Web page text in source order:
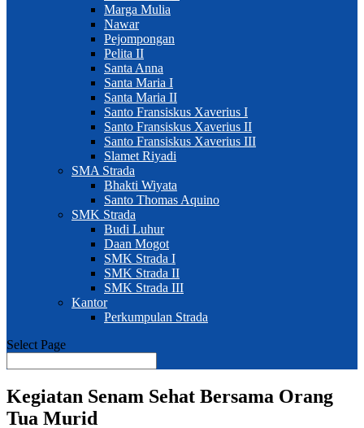
Marga Mulia
Nawar
Pejompongan
Pelita II
Santa Anna
Santa Maria I
Santa Maria II
Santo Fransiskus Xaverius I
Santo Fransiskus Xaverius II
Santo Fransiskus Xaverius III
Slamet Riyadi
SMA Strada
Bhakti Wiyata
Santo Thomas Aquino
SMK Strada
Budi Luhur
Daan Mogot
SMK Strada I
SMK Strada II
SMK Strada III
Kantor
Perkumpulan Strada
Select Page
Kegiatan Senam Sehat Bersama Orang
Tua Murid